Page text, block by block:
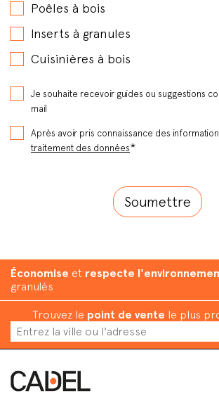
Poêles à bois
Inserts à granules
Cuisinières à bois
Je souhaite recevoir guides ou suggestions
mail
Après avoir pris connaissance des
traitement des données*
Économise et respecte
granulés
Trouvez le point de vente le plus